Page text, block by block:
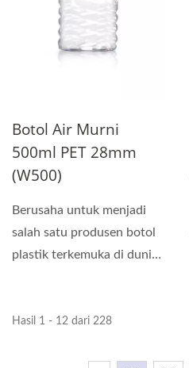
Botol Air Murni
500ml PET 28mm
(W500)
Berusaha untuk menjadi
salah satu produsen botol
plastik terkemuka di dunia,
Hasil 1 - 12 dari 228